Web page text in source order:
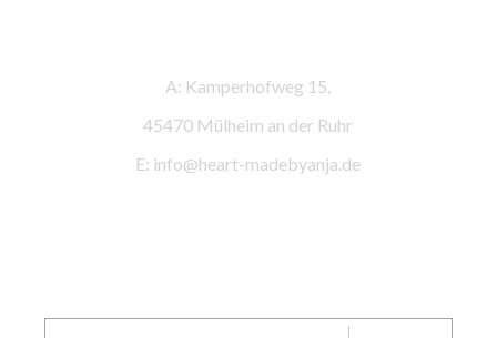
A: Kamperhofweg 15,
45470 Mülheim an der Ruhr
E: info@heart-madebyanja.de